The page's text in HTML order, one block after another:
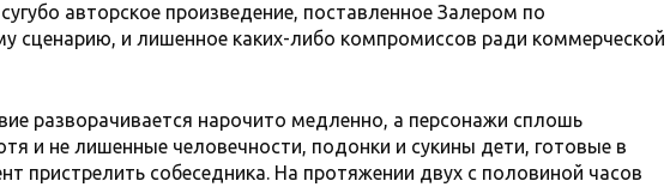
авторское произведение, поставленное Залером по
сценарию, и лишенное каких-либо компромиссов ради коммерческой
разворачивается нарочито медленно, а персонажи сплошь
и не лишенные человечности, подонки и сукины дети, готовые в
пристрелить собеседника. На протяжении двух с половиной часов